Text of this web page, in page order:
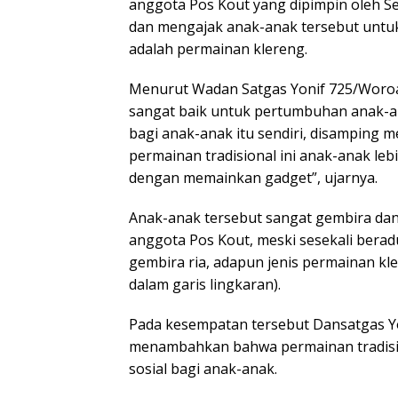
anggota Pos Kout yang dipimpin oleh
dan mengajak anak-anak tersebut
adalah permainan klereng.
Menurut Wadan Satgas Yonif 725/
sangat baik untuk pertumbuhan anak-
bagi anak-anak itu sendiri, disamping
permainan tradisional ini anak-anak
dengan memainkan gadget”, ujarnya.
Anak-anak tersebut sangat gembira
anggota Pos Kout, meski sesekali
gembira ria, adapun jenis permainan
dalam garis lingkaran).
Pada kesempatan tersebut Dansatgas
menambahkan bahwa permainan
sosial bagi anak-anak.